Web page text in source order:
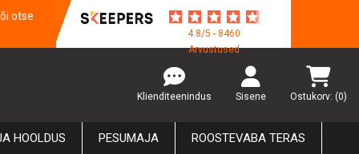
otse
4.8/5 - 8460
Arvustused
Klienditeenindus Sisene Ostukorv: (0)
HOOLDUS PESUMAJA ROOSTEVABA TERAS